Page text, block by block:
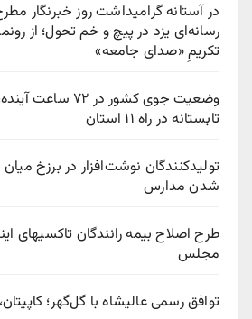
در آستانه گرامیداشت روز خبرنگار
رسانه‌ای یزد در پیچ‌ و خم تحول؛ از
تکریمِ «صدای جامعه»
وضعیت جوی کشور در
تابستانه در راه ۱۱ استان
تولیدکنندگان نوشت‌افزار در برزخ
شدن مدارس
طرح اصلاح بیمه رانندگان تاکسیهای
مجلس
توافق رسمی عالیشاه با گل‌گهر؛